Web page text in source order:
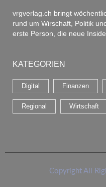
vrgverlag.ch bringt
rund um Wirschaft, Politik
erste Person, die neue
KATEGORIEN
Digital Finanzen
Regional Wirtschaft
Copyright All